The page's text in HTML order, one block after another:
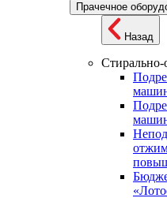
Прачечное
Назад